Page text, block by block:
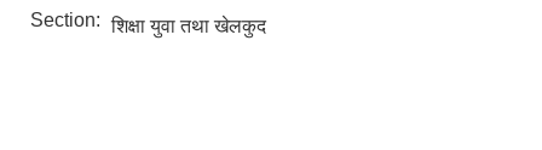
Section: शिक्षा युवा तथा खेलकुद